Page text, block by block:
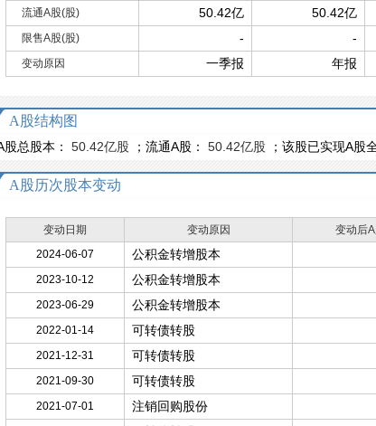
流通A股(股) 50.42亿 50.42亿
限售A股(股) - -
变动原因 一季报 年报
A股结构图
股总股本： 50.42亿股 ；流通A股： 50.42亿股 ；该股已实现A股
A股历次股本变动
变动日期 变动原因 变动后
2024-06-07
公积金转增股本
2023-10-12 公积金转增股本
2023-06-29 公积金转增股本
2022-01-14 可转债转股
2021-12-31 可转债转股
2021-09-30 可转债转股
2021-07-01 注销回购股份